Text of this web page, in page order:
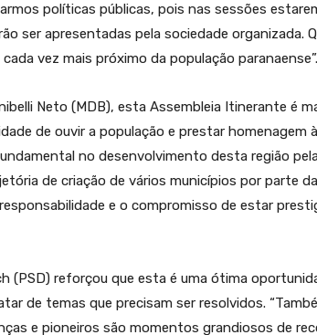
políticas públicas, pois nas sessões
ser apresentadas pela sociedade organizada.
vez mais próximo da população paranaense”.
Neto (MDB), esta Assembleia Itinerante é
de ouvir a população e prestar homenagem
no desenvolvimento desta região
de criação de vários municípios por parte
e o compromisso de estar
(PSD) reforçou que esta é uma ótima
de temas que precisam ser resolvidos.
e pioneiros são momentos grandiosos de